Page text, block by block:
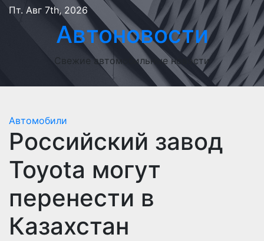
Перейти
содержимому
Пт. Авг 7th, 2026
Автоновости
Свежие автомобильные новости
Автомобили
Российский завод
Toyota могут
перенести в
Казахстан